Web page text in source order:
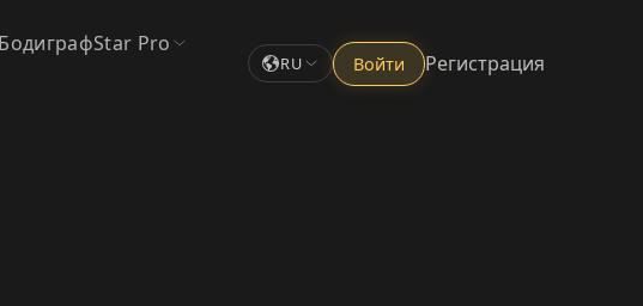
БодиграфStar Pro
RU Войти Регистрация